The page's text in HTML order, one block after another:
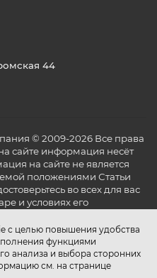
с целью повышения удобства
функциями
анализа и выбора сторонних
см. на странице
44
© 2009-2026 Все права
сайте информация несёт
на сайте не является
положениями Статьи
во всех для вас
и условиях его